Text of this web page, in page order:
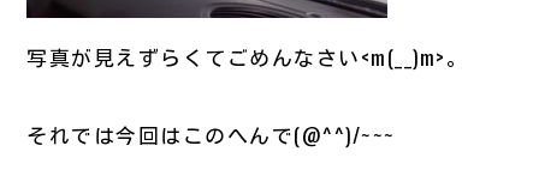
写真が見えずらくてごめんなさい<m(__)m>。
それでは今回はこのへんで(@^^)/~~~